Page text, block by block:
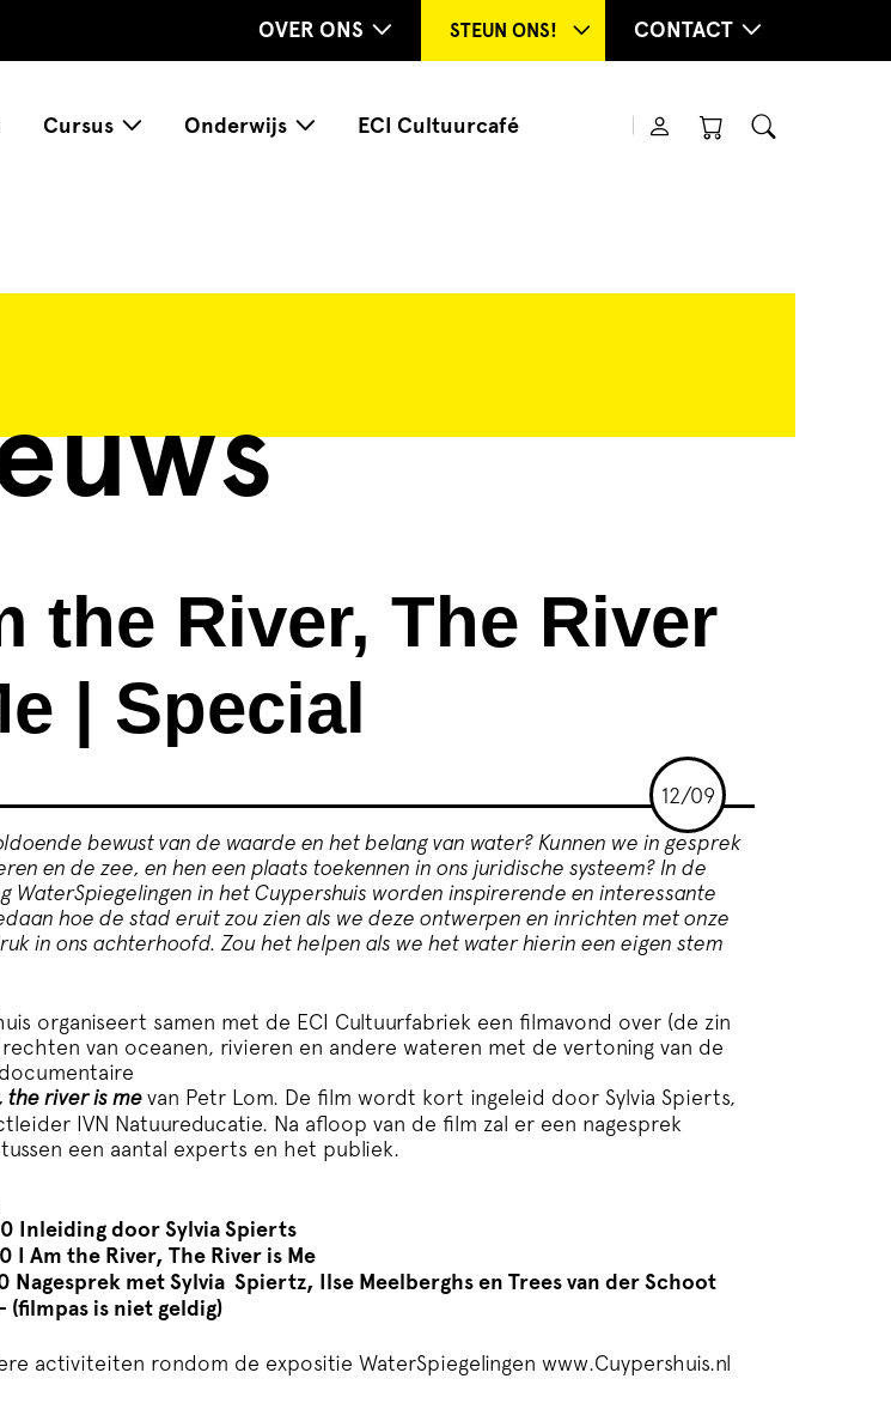
OVER ONS STEUN ONS! CONTACT
Cursus Onderwijs ECI Cultuurcafé
the River, The River
| Special
12/09
bewust van de waarde en het belang van water? Kunnen we in gesprek
en de zee, en hen een plaats toekennen in ons juridische systeem? In de
WaterSpiegelingen in het Cuypershuis worden inspirerende en interessante
hoe de stad eruit zou zien als we deze ontwerpen en inrichten met onze
in ons achterhoofd. Zou het helpen als we het water hierin een eigen stem
organiseert samen met de ECI Cultuurfabriek een filmavond over (de zin
van oceanen, rivieren en andere wateren met de vertoning van de
the river is mevan Petr Lom. De film wordt kort ingeleid door Sylvia Spierts,
IVN Natuureducatie. Na afloop van de film zal er een nagesprek
een aantal experts en het publiek.
Inleiding doorSylvia Spierts
I Am the River, The River is Me
Nagesprek metSylvia Spiertz, Ilse Meelberghs en Trees van der Schoot
(filmpas is niet geldig)
activiteiten rondom de expositie WaterSpiegelingen www.Cuypershuis.nl